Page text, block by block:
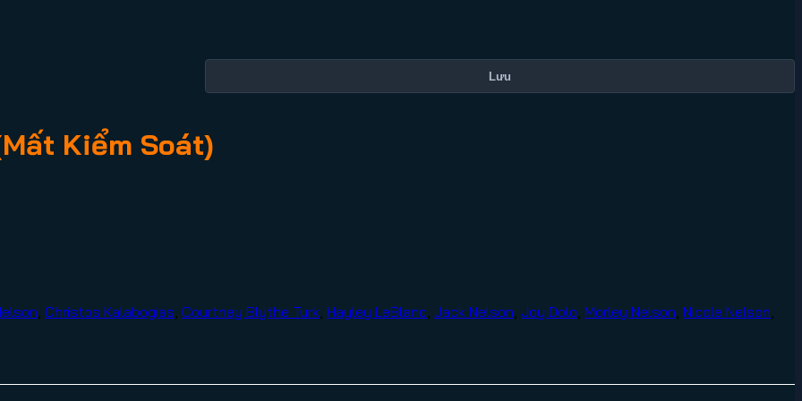
Lưu
Kiểm Soát)
Christos Kalabogias Courtney Blythe Turk Hayley LeBlanc Jack Nelson Joy Dolo Morley Nelson Nicole Nelson